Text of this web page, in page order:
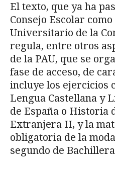
El texto, que ya ha
Consejo Escolar
Universitario de la
regula, entre otros
de la PAU, que se
fase de acceso, de
incluye los ejercicios
Lengua Castellana y
de España o Historia
Extranjera II, y la
obligatoria de la
segundo de